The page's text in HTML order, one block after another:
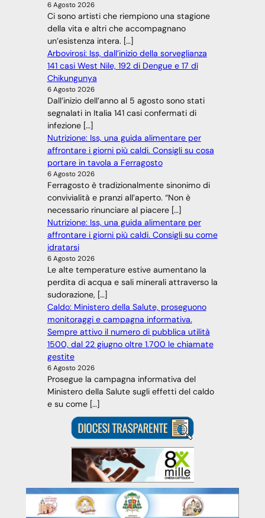
6 Agosto 2026
Ci sono artisti che riempiono una stagione
della vita e altri che accompagnano
un’esistenza intera. […]
Arbovirosi: Iss, dall’inizio della sorveglianza
141 casi West Nile, 192 di Dengue e 17 dì
Chikungunya
6 Agosto 2026
Dall’inizio dell’anno al 5 agosto sono stati
segnalati in Italia 141 casi confermati di
infezione […]
Nutrizione: Iss, una guida alimentare per
affrontare i giorni più caldi. Consigli su cosa
portare in tavola a Ferragosto
6 Agosto 2026
Ferragosto è tradizionalmente sinonimo di
convivialità e pranzi all’aperto. “Non è
necessario rinunciare al piacere […]
Nutrizione: Iss, una guida alimentare per
affrontare i giorni più caldi. Consigli su come
idratarsi
6 Agosto 2026
Le alte temperature estive aumentano la
perdita di acqua e sali minerali attraverso la
sudorazione, […]
Caldo: Ministero della Salute, proseguono
monitoraggi e campagna informativa.
Sempre attivo il numero di pubblica utilità
1500, dal 22 giugno oltre 1.700 le chiamate
gestite
6 Agosto 2026
Prosegue la campagna informativa del
Ministero della Salute sugli effetti del caldo
e su come […]